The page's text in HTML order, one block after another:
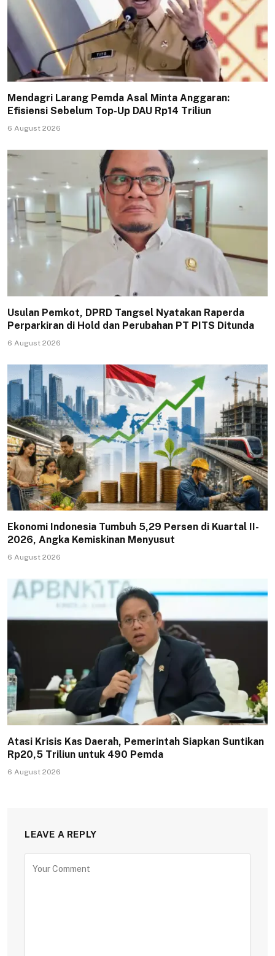
Mendagri Larang Pemda Asal Minta Anggaran:
Efisiensi Sebelum Top-Up DAU Rp14 Triliun
6 August 2026
Usulan Pemkot, DPRD Tangsel Nyatakan Raperda
Perparkiran di Hold dan Perubahan PT PITS Ditunda
6 August 2026
Ekonomi Indonesia Tumbuh 5,29 Persen di Kuartal II-
2026, Angka Kemiskinan Menyusut
6 August 2026
Atasi Krisis Kas Daerah, Pemerintah Siapkan Suntikan
Rp20,5 Triliun untuk 490 Pemda
6 August 2026
LEAVE A REPLY